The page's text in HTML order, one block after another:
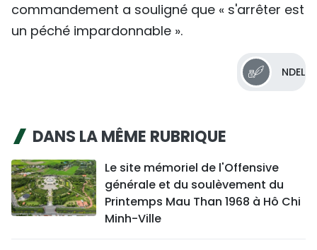
commandement a souligné que « s'arrêter est
un péché impardonnable ».
NDEL
DANS LA MÊME RUBRIQUE
Le site mémoriel de l'Offensive
générale et du soulèvement du
Printemps Mau Than 1968 à Hô Chi
Minh-Ville